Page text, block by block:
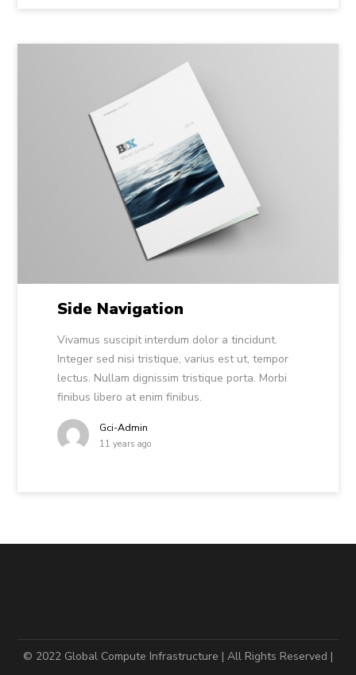
Side Navigation
Vivamus suscipit interdum dolor a tincidunt.
Integer sed nisi tristique, varius est ut, tempor
lectus. Nullam dignissim tristique porta. Morbi
finibus libero at enim finibus.
Gci-Admin
11 years ago
© 2022 Global Compute Infrastructure | All Rights Reserved |